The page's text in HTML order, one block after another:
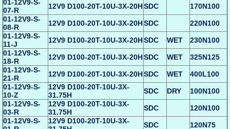
01-12V9-S-
07-R
12V9 D100-20T-10U-3X-20HSDC
170N100
01-12V9-S-
08-R
12V9 D100-20T-10U-3X-20HSDC
220N100
01-12V9-S-
11-J
12V9 D100-20T-10U-3X-20HSDC WET
230N100
01-12V9-S-
18-R
12V9 D100-20T-10U-3X-20HSDC WET
325N125
01-12V9-S-
21-R
12V9 D100-20T-10U-3X-20HSDC WET
400L100
01-12V9-S-
10-Z
12V9 D100-20T-10U-3X-
31.75H
SDC DRY
100N100
01-12V9-S-
03-R
12V9 D100-20T-10U-3X-
31.75H
SDC
120N100
01-12V9-S-
12V9 D100-20T-10U-3X-
SDC
120N75